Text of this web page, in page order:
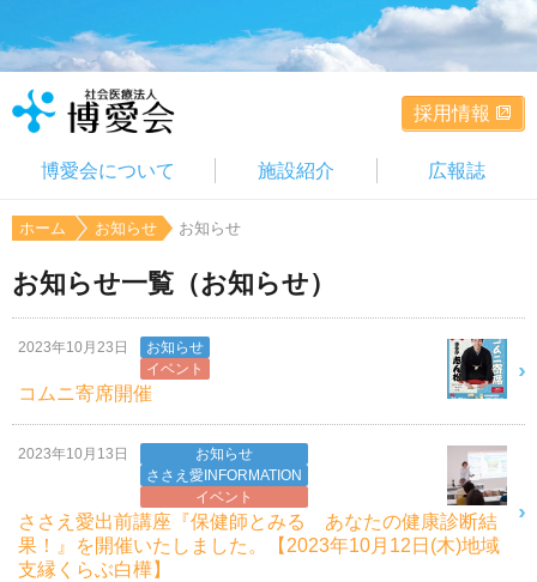
採用情報
博愛会について 施設紹介 広報誌
ホーム お知らせ お知らせ
お知らせ一覧（お知らせ）
2023年10月23日
お知らせ
イベント
コムニ寄席開催
2023年10月13日
お知らせ
ささえ愛INFORMATION
イベント
ささえ愛出前講座『保健師とみる あなたの健康診断結
果！』を開催いたしました。【2023年10月12日(木)地域
支縁くらぶ白樺】